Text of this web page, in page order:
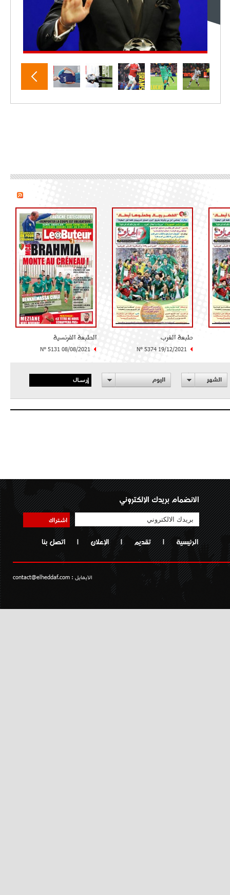
طبعة الغرب
N° 5374 19/12/2021
الطبعة الفرنسية
N° 5131 08/08/2021
الشهر اليوم إرسال
الانضمام بريدك الإلكتروني
اشتراك
الرئيسية | تقديم | الإعلان | اتصل بنا
الايمايل : contact@elheddaf.com